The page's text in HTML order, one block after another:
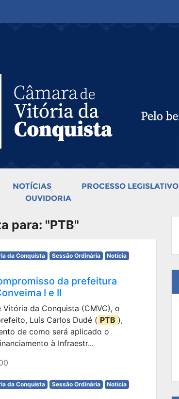
NOTÍCIAS PROCESSO LEGISLATIVO
OUVIDORIA
para: "PTB"
da Conquista Sessão Ordinária
Notícia
da prefeitura
I e II
Vitória da Conquista (CMVC), o
Luís Carlos Dudé ( PTB ),
de como será aplicado o
à Infraestr...
da Conquista Sessão Ordinária
Notícia